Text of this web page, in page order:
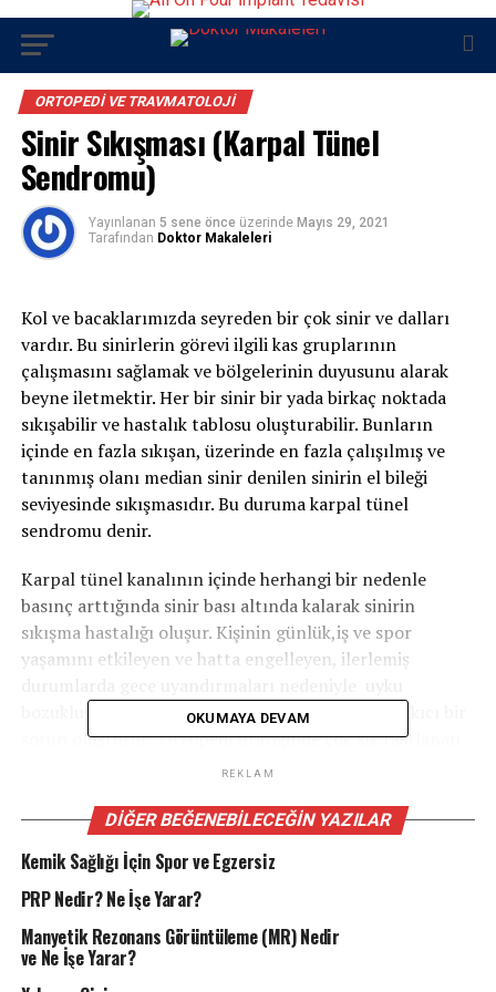
ORTOPEDI VE TRAVMATOLOJI
Sinir Sıkışması (Karpal Tünel
Sendromu)
Yayınlanan 5 sene önce üzerinde Mayıs 29, 2021
Tarafından Doktor Makaleleri
Kol ve bacaklarımızda seyreden bir çok sinir ve dalları
vardır. Bu sinirlerin görevi ilgili kas gruplarının
çalışmasını sağlamak ve bölgelerinin duyusunu alarak
beyne iletmektir. Her bir sinir bir yada birkaç noktada
sıkışabilir ve hastalık tablosu oluşturabilir. Bunların
içinde en fazla sıkışan, üzerinde en fazla çalışılmış ve
tanınmış olanı median sinir denilen sinirin el bileği
seviyesinde sıkışmasıdır. Bu duruma karpal tünel
sendromu denir.
Karpal tünel kanalının içinde herhangi bir nedenle
basınç arttığında sinir bası altında kalarak sinirin
sıkışma hastalığı oluşur. Kişinin günlük,iş ve spor
yaşamını etkileyen ve hatta engelleyen, ilerlemiş
bozukluğu ve elin kullanımını zorlaştıran can sıkıcı bir
sorun oluşturur. Ortopedi pratiğinde çok sık rastlanan
bir durumdur ve halk arasında sinir sıkışması olarak
Nedenleri nedir?
Karpal tünel sendromu için hazırlayıcı faktör olarak
birçok sebep vardır.
İç veya dışsal bir nedenle kanal içi basıncı artıran
OKUMAYA DEVAM
REKLAM
DIĞER BEĞENEBILECEĞIN YAZILAR
Kemik Sağlığı İçin Spor ve Egzersiz
PRP Nedir? Ne İşe Yarar?
Manyetik Rezonans Görüntüleme (MR) Nedir
ve Ne İşe Yarar?